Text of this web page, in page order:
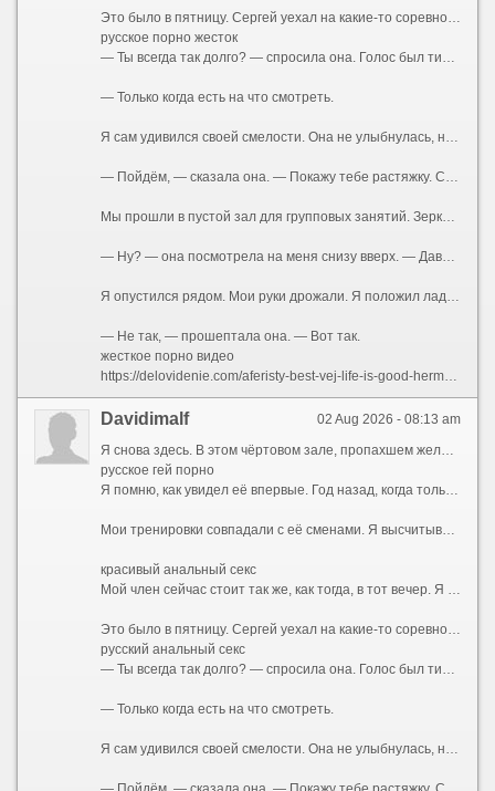
Это было в пятницу. Сергей уехал на какие-то соревнования в область — то ли судить, то ли выступать, я так и не понял. Зал закрывался рано. Я задержался, доделывал подход, когда услышал её шаги. Она подошла, облокотилась на тренажёр рядом.
русское порно жесток
— Ты всегда так долго? — спросила она. Голос был тихий, без обычной дежурной бодрости.
— Только когда есть на что смотреть.
Я сам удивился своей смелости. Она не улыбнулась, не отвела глаза. Просто смотрела на меня так, словно что-то решала. В воздухе между нами повисло напряжение. Я чувствовал запах её тела — она была после душа, но сквозь гель для душа пробивался её собственный аромат.
— Пойдём, — сказала она. — Покажу тебе растяжку. Сергей говорил, у тебя с этим проблемы.
Мы прошли в пустой зал для групповых занятий. Зеркала во всю стену. Маты на полу. Она закрыла дверь на щеколду — просто, буднично, словно делала это сто раз. Я стоял как дурак, не зная, куда девать руки. А она села на мат, развела ноги в шпагат — легко, профессионально, как умеют только гимнастки и танцовщицы. Футболка натянулась на груди, обрисовав соски. Она была без лифчика.
— Ну? — она посмотрела на меня снизу вверх. — Давай. Тянись.
Я опустился рядом. Мои руки дрожали. Я положил ладони ей на плечи, нажал — она подалась вперёд, и её дыхание коснулось моего лица.
— Не так, — прошептала она. — Вот так.
жесткое порно видео
https://delovidenie.com/aferisty-best-vej-life-is-good-hermes-management-ot-biznesmena-do-lidera-v-mlm-put-k-uspehu-anatolij-nalivan-lifeisgood/
02 Aug 2026 - 08:13 am
Davidimalf
русское гей порно
Я помню, как увидел её впервые. Год назад, когда только купил абонемент. Сергей, мой тренер, здоровенный мужик с бычьей шеей и вечно красным лицом, орал на меня за неправильную технику приседа. Она подошла, подала ему бутылку воды, мельком глянула на меня — и ушла. Ничего особенного. Обычная женщина, фигуристая, с тяжёлой грудью, которую она прятала под бесформенными футболками, с длинными тёмными волосами. Но было в ней что-то такое... Приручённое. Так дикий зверь, посаженный в клетку, сохраняет грацию движений, но теряет блеск в глазах. Она была красива той красотой, которую уже не замечает муж. Я стал замечать.
Мои тренировки совпадали с её сменами. Я высчитывал дни, когда она будет за стойкой. Сергей, ничего не подозревая, продолжал орать на меня, хлопать по плечу своей лапищей, рассказывать про «базу» и «сушку», а я думал только о том, как она поправляет волосы, как облизывает губы, когда задумывается, как наклоняется над стойкой, открывая взгляду ложбинку груди. Я представлял, какая она там, под одеждой. Представлял её запах. Не дезодорант и духи, а её, настоящий, — той женщины, которая спит с Сергеем, но не любит его. Я был уверен, что не любит. По тому, как она отстранялась, когда он мимоходом хлопал её по заднице. По тому, как она вздрагивала, когда он повышал голос.
красивый анальный секс
Мой член сейчас стоит так же, как тогда, в тот вечер. Я сижу на скамье для жима, а перед глазами — не чёртово железо, а тот момент, когда всё началось.
Это было в пятницу. Сергей уехал на какие-то соревнования в область — то ли судить, то ли выступать, я так и не понял. Зал закрывался рано. Я задержался, доделывал подход, когда услышал её шаги. Она подошла, облокотилась на тренажёр рядом.
русский анальный секс
— Ты всегда так долго? — спросила она. Голос был тихий, без обычной дежурной бодрости.
— Только когда есть на что смотреть.
Я сам удивился своей смелости. Она не улыбнулась, не отвела глаза. Просто смотрела на меня так, словно что-то решала. В воздухе между нами повисло напряжение. Я чувствовал запах её тела — она была после душа, но сквозь гель для душа пробивался её собственный аромат.